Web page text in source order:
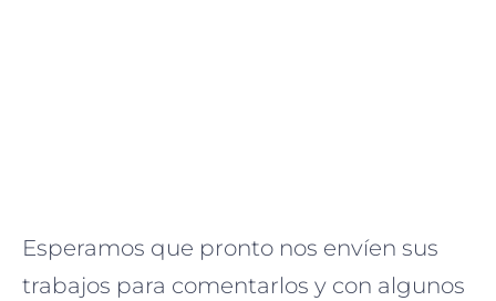
Esperamos que pronto nos envíen sus
trabajos para comentarlos y con algunos